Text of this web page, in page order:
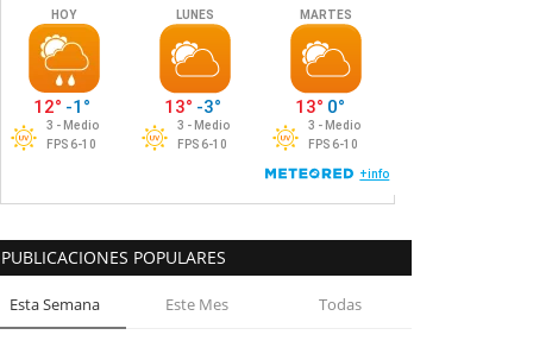
PUBLICACIONES POPULARES
Esta Semana Este Mes Todas